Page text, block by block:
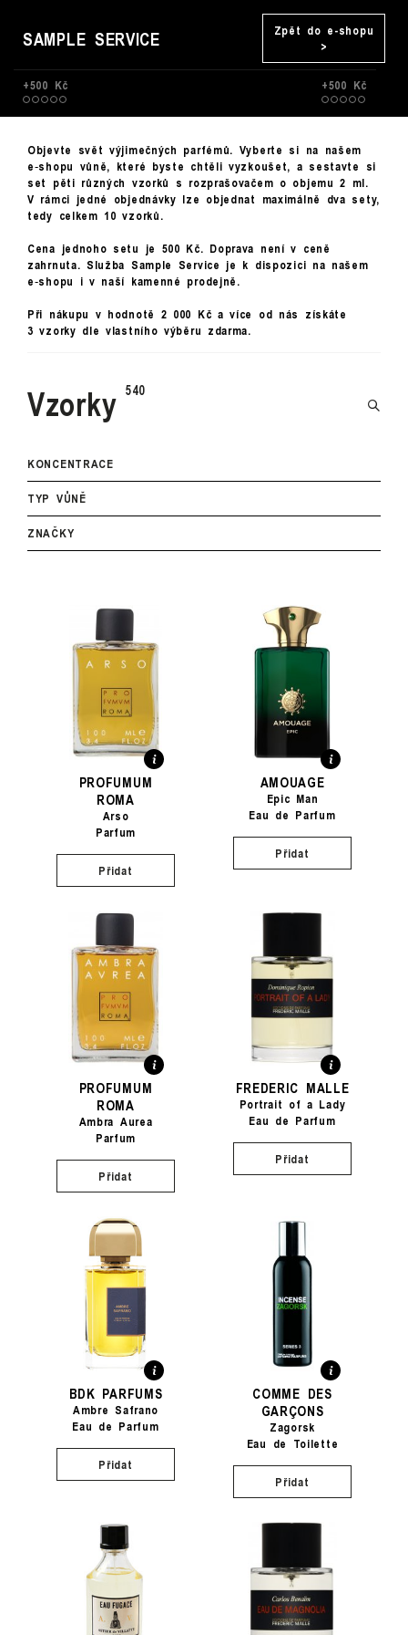
SAMPLE SERVICE
Zpět do e-shopu
>
+500 Kč +500 Kč
Objevte svět výjimečných parfémů. Vyberte si na našem
e‑shopu vůně, které byste chtěli vyzkoušet, a sestavte si
set pěti různých vzorků s rozprašovačem o objemu 2 ml.
V rámci jedné objednávky lze objednat maximálně dva sety,
tedy celkem 10 vzorků.
Cena jednoho setu je 500 Kč. Doprava není v ceně
zahrnuta. Služba Sample Service je k dispozici na našem
e‑shopu i v naší kamenné prodejně.
Při nákupu v hodnotě 2 000 Kč a více od nás získáte
3 vzorky dle vlastního výběru zdarma.
Vzorky
KONCENTRACE
TYP VŮNĚ
ZNAČKY
PROFUMUM
ROMA
Arso
Parfum
Přidat
AMOUAGE
Epic Man
Eau de Parfum
Přidat
PROFUMUM
ROMA
Ambra Aurea
Parfum
Přidat
FREDERIC MALLE
Portrait of a Lady
Eau de Parfum
Přidat
BDK PARFUMS
Ambre Safrano
Eau de Parfum
Přidat
COMME DES
GARÇONS
Zagorsk
Eau de Toilette
Přidat